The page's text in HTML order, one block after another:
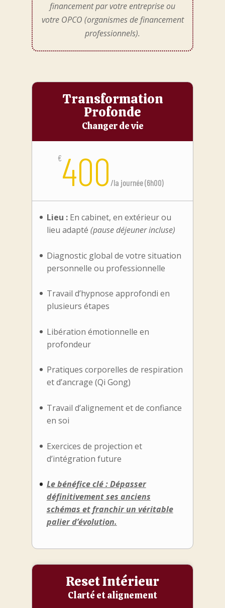
financement par votre entreprise ou
votre OPCO (organismes de financement
professionnels).
Transformation
Profonde
Changer de vie
€400 /la journée (6h00)
Lieu :En cabinet, en extérieur ou
lieu adapté (pause déjeuner incluse)
Diagnostic global de votre situation
personnelle ou professionnelle
Travail d’hypnose approfondi en
plusieurs étapes
Libération émotionnelle en
profondeur
Pratiques corporelles de respiration
et d’ancrage (Qi Gong)
Travail d’alignement et de confiance
en soi
Exercices de projection et
d’intégration future
Le bénéfice clé : Dépasser
définitivement ses anciens
schémas et franchir un véritable
palier d’évolution.
Reset Intérieur
Clarté et alignement